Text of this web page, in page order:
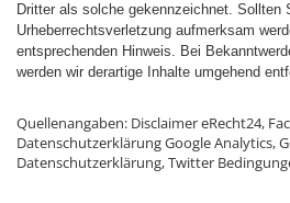
Dritter als solche gekennzeichnet. Sollten
Urheberrechtsverletzung aufmerksam
entsprechenden Hinweis. Bei
werden wir derartige Inhalte umgehend
Quellenangaben: Disclaimer eRecht24,
Datenschutzerklärung Google Analytics,
Datenschutzerklärung, Twitter